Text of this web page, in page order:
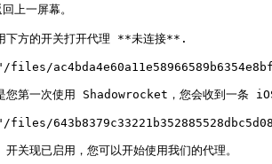
上一屏幕。
方的开关打开代理 **未连接**.
files/
第一次使用 Shadowrocket，您会收到一条
files/
现已启用，您可以开始使用我们的代理。